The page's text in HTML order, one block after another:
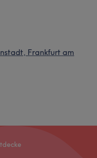
Frankfurt am